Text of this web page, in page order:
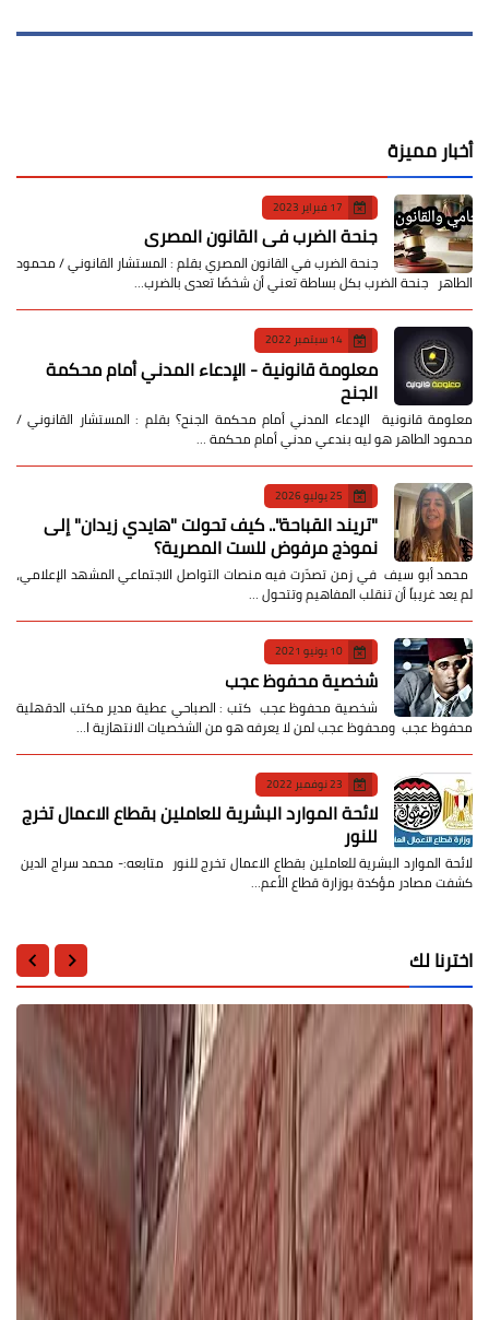
أخبار مميزة
17 فبراير 2023
جنحة الضرب في القانون المصري
جنحة الضرب في القانون المصري بقلم : المستشار القانوني / محمود
الطاهر جنحة الضرب بكل بساطة تعني أن شخصًا تعدى بالضرب…
14 سبتمبر 2022
معلومة قانونية - الإدعاء المدني أمام محكمة
الجنح
معلومة قانونية الإدعاء المدني أمام محكمة الجنح؟ بقلم : المستشار القانوني /
محمود الطاهر هو ليه بندعي مدني أمام محكمة …
25 يوليو 2026
​"تريند القباحة".. كيف تحولت "هايدي زيدان" إلى
نموذج مرفوض للست المصرية؟
​ محمد أبو سيف ​في زمن تصدّرت فيه منصات التواصل الاجتماعي المشهد الإعلامي،
لم يعد غريباً أن تنقلب المفاهيم وتتحول …
10 يونيو 2021
شخصية محفوظ عجب
شخصية محفوظ عجب كتب : الصباحي عطية مدير مكتب الدقهلية
محفوظ عجب ومحفوظ عجب لمن لا يعرفه هو من الشخصيات الانتهازية ا…
23 نوفمبر 2022
لائحة الموارد البشرية للعاملين بقطاع الاعمال تخرج
للنور
لائحة الموارد البشرية للعاملين بقطاع الاعمال تخرج للنور متابعه:- محمد سراج الدين
كشفت مصادر مؤكدة بوزارة قطاع الأعم…
اخترنا لك